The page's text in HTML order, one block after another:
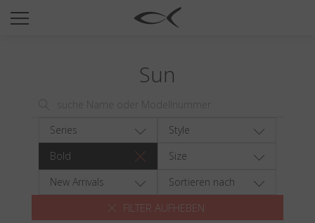
SUN
TITANIUM
NEWSROOM
Sun
Series
Style
Bold
Size
New Arrivals
Sortieren nach
FILTER AUFHEBEN